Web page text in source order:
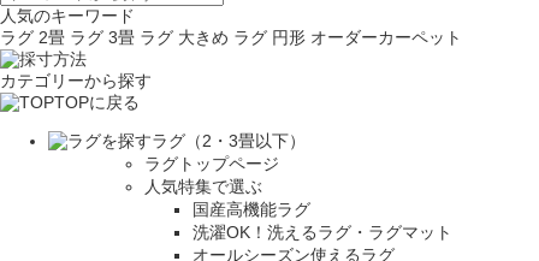
人気のキーワード
ラグ 2畳 ラグ 3畳 ラグ 大きめ ラグ 円形 オーダーカーペット
カテゴリーから探す
TOPに戻る
ラグ（2・3畳以下）
ラグトップページ
人気特集で選ぶ
国産高機能ラグ
洗濯OK！洗えるラグ・ラグマット
オールシーズン使えるラグ